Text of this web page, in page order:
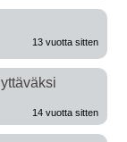
13 vuotta sitten
14 vuotta sitten